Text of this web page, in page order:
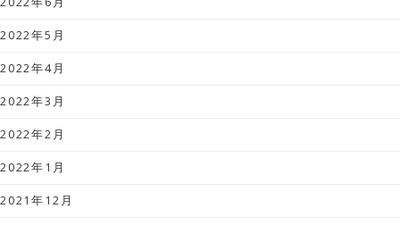
2022年5月
2022年4月
2022年3月
2022年2月
2022年1月
2021年12月